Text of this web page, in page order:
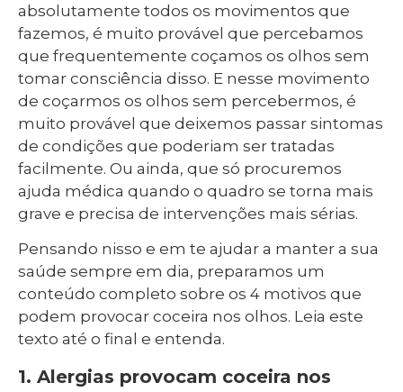
absolutamente todos os movimentos que
fazemos, é muito provável que percebamos
que frequentemente coçamos os olhos sem
tomar consciência disso. E nesse movimento
de coçarmos os olhos sem percebermos, é
muito provável que deixemos passar sintomas
de condições que poderiam ser tratadas
facilmente. Ou ainda, que só procuremos
ajuda médica quando o quadro se torna mais
grave e precisa de intervenções mais sérias.
Pensando nisso e em te ajudar a manter a sua
saúde sempre em dia, preparamos um
conteúdo completo sobre os 4 motivos que
podem provocar coceira nos olhos. Leia este
texto até o final e entenda.
1. Alergias provocam coceira nos